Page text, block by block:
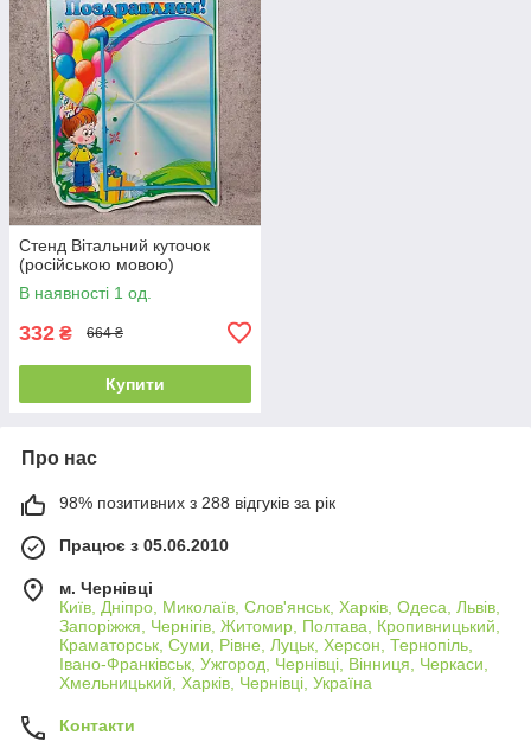
Стенд Вітальний куточок
(російською мовою)
В наявності 1 од.
332 ₴ 664 ₴
Купити
Про нас
98% позитивних з 288 відгуків за рік
Працює з 05.06.2010
м. Чернівці
Київ, Дніпро, Миколаїв, Слов'янськ, Харків, Одеса, Львів,
Запоріжжя, Чернігів, Житомир, Полтава, Кропивницький,
Краматорськ, Суми, Рівне, Луцьк, Херсон, Тернопіль,
Івано-Франківськ, Ужгород, Чернівці, Вінниця, Черкаси,
Хмельницький, Харків, Чернівці, Україна
Контакти